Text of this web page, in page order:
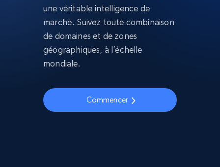
une véritable intelligence de
marché. Suivez toute combinaison
de domaines et de zones
géographiques, à l’échelle
mondiale.
Commencer